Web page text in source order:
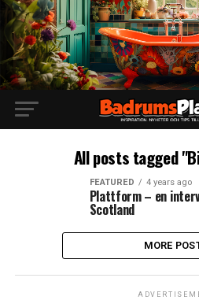
All posts tagged
FEATURED 4 years ago
Plattform – en
Scotland
MORE